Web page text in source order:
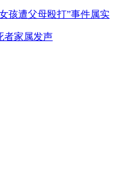
孩遭父母殴打”事件属实
者家属发声